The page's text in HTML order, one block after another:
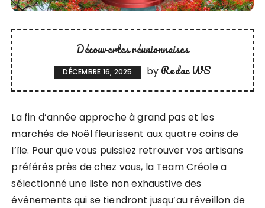
Découvertes réunionnaises
DÉCEMBRE 16, 2025 by Redac WS
La fin d’année approche à grand pas et les
marchés de Noël fleurissent aux quatre coins de
l’île. Pour que vous puissiez retrouver vos artisans
préférés près de chez vous, la Team Créole a
sélectionné une liste non exhaustive des
événements qui se tiendront jusqu’au réveillon de